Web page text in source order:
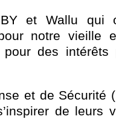
et Wallu qui
notre vieille
pour des intérêts
et de Sécurité
de leurs